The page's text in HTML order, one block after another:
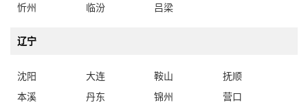
忻州
临汾 吕梁
辽宁
沈阳 大连 鞍山
抚顺
本溪
丹东 锦州
营口